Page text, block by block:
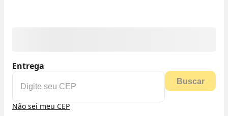
Entrega
Buscar
Não sei meu CEP